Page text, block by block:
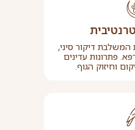
דיקור סיני,
פתרונות עדינים
וחיזוק הגוף.